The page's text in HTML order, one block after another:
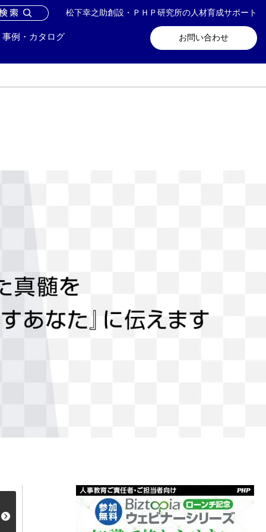
松下幸之助創設・ＰＨＰ研究所の人材育成サポート
お問い合わせ
事例・カタログ
い合わせ メールマガジン登録